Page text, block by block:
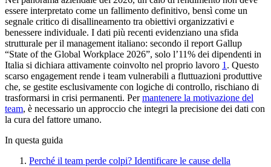
essere interpretato come un fallimento definitivo, bensì come un
segnale critico di disallineamento tra obiettivi organizzativi e
benessere individuale. I dati più recenti evidenziano una sfida
strutturale per il management italiano: secondo il report Gallup
“State of the Global Workplace 2026”, solo l’11% dei dipendenti in
Italia si dichiara attivamente coinvolto nel proprio lavoro 1 . Questo
scarso engagement rende i team vulnerabili a fluttuazioni produttive
che, se gestite esclusivamente con logiche di controllo, rischiano di
trasformarsi in crisi permanenti. Permantenere la motivazione del
team, è necessario un approccio che integri la precisione dei dati con
la cura del fattore umano.
In questa guida
Perché il team perde colpi? Identificare le cause della